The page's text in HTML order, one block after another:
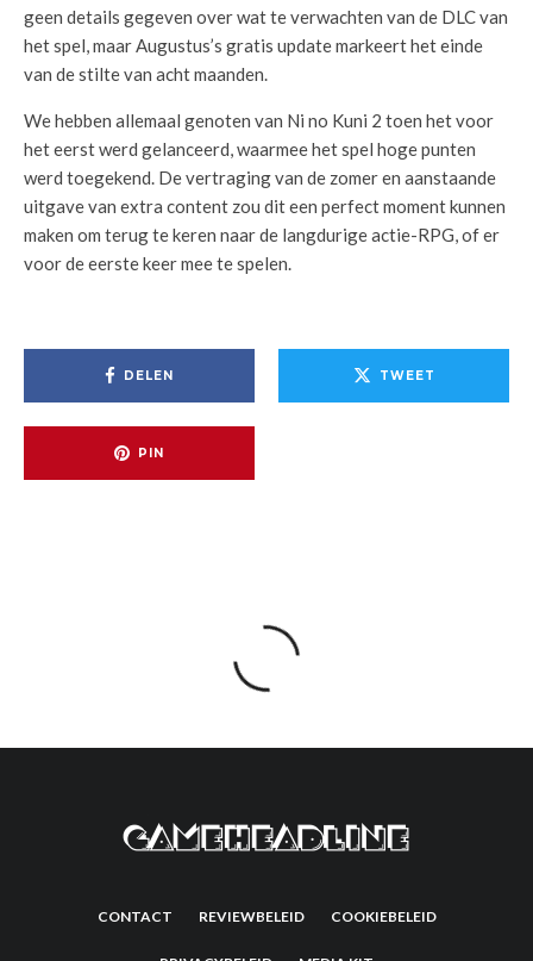
geen details gegeven over wat te verwachten van de DLC van
het spel, maar Augustus’s gratis update markeert het einde
van de stilte van acht maanden.
We hebben allemaal genoten van Ni no Kuni 2 toen het voor
het eerst werd gelanceerd, waarmee het spel hoge punten
werd toegekend. De vertraging van de zomer en aanstaande
uitgave van extra content zou dit een perfect moment kunnen
maken om terug te keren naar de langdurige actie-RPG, of er
voor de eerste keer mee te spelen.
DELEN TWEET
PIN
CONTACT REVIEWBELEID COOKIEBELEID